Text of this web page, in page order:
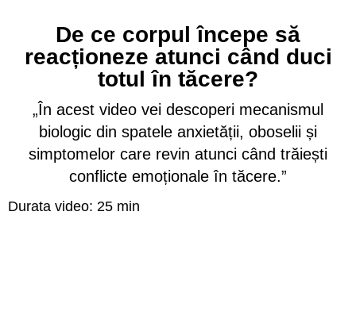
De ce corpul începe să
reacționeze atunci când duci
totul în tăcere?
„În acest video vei descoperi mecanismul
biologic din spatele anxietății, oboselii și
simptomelor care revin atunci când trăiești
conflicte emoționale în tăcere.”
Durata video: 25 min